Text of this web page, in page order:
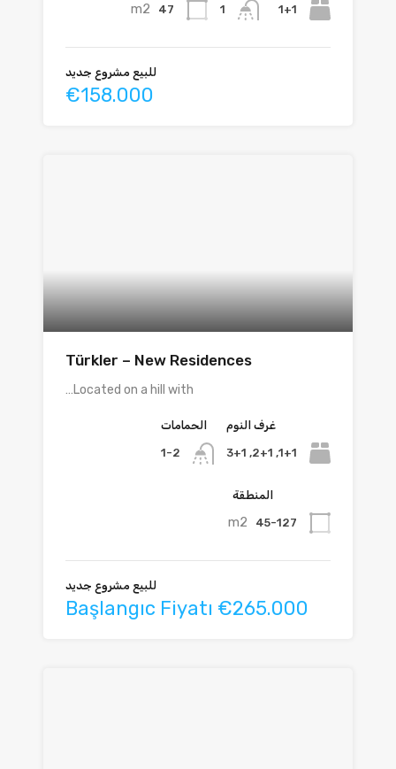
1+1
1
47
m2
للبيع مشروع جديد
€158.000
Türkler – New Residences
Located on a hill with…
غرف النوم
1+1, 2+1, 3+1
الحمامات
1-2
المنطقة
45-127
m2
للبيع مشروع جديد
Başlangıc Fiyatı €265.000